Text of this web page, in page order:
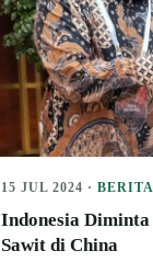
15 JUL 2024 ·BERITA
Indonesia
Sawit di China